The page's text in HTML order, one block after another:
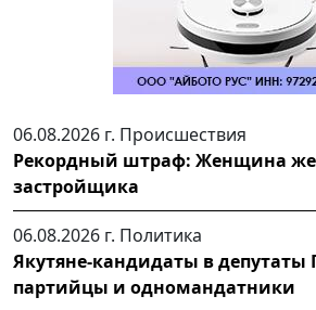
06.08.2026 г. Происшествия
Рекордный штраф: Женщина
застройщика
06.08.2026 г. Политика
Якутяне-кандидаты в депутаты
партийцы и одномандатники